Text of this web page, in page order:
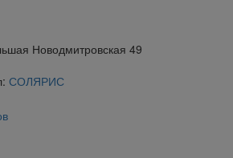
Новодмитровская 49
СОЛЯРИС